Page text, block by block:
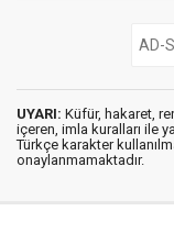
UYARI: Küfür, hakaret,
içeren, imla kuralları ile
Türkçe karakter
onaylanmamaktadır.